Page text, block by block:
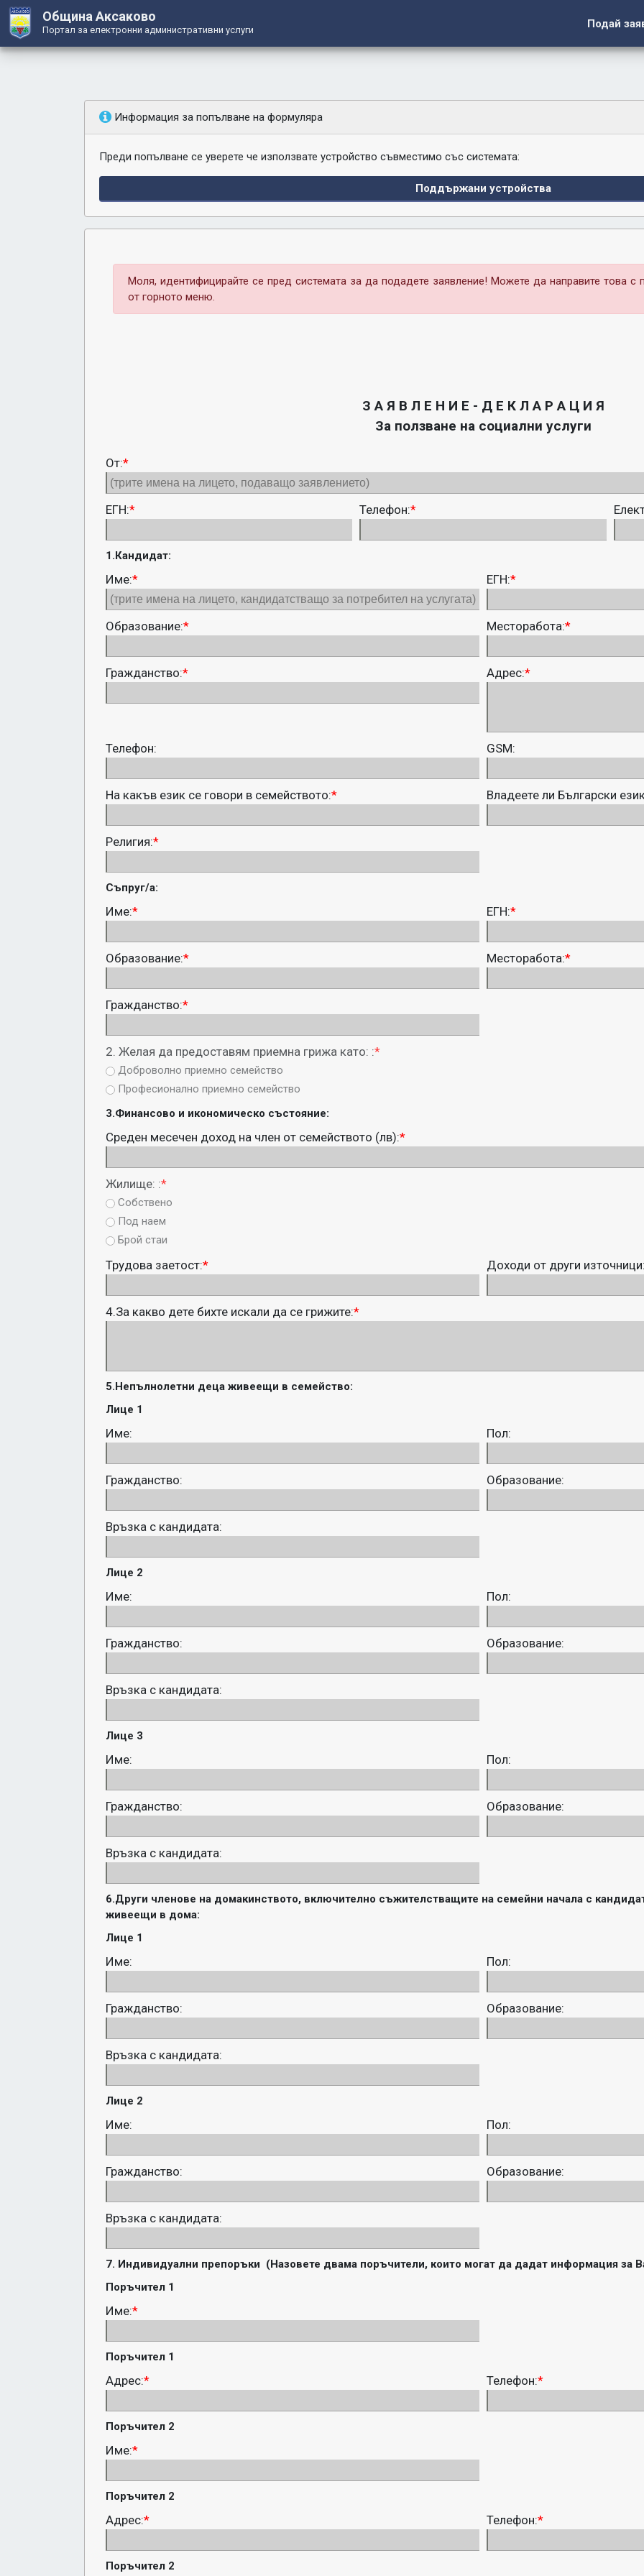
Община Аксаково
Портал за електронни административни услуги Подай
Информация за попълване на формуляра
Преди попълване се уверете че използвате устройство съвместимо със системата:
Поддържани устройства
Моля, идентифицирайте се пред системата за да подадете заявление! Можете да направите това
от горното меню.
З А Я В Л Е Н И Е - Д Е К Л А Р А Ц И Я
За ползване на социални услуги
От:*
ЕГН:* Телефон:*
1.Кандидат:
Име:* ЕГН:*
Образование:* Месторабота:*
Гражданство:* Адрес:*
Телефон: GSM:
На какъв език се говори в семейството:* Владеете ли Български
Религия:*
Съпруг/а:
Име:* ЕГН:*
Образование:* Месторабота:*
Гражданство:*
2. Желая да предоставям приемна грижа като: :*
Доброволно приемно семейство
Професионално приемно семейство
3.Финансово и икономическо състояние:
Среден месечен доход на член от семейството (лв):*
Жилище: :*
Собствено
Под наем
Брой стаи
Трудова заетост:* Доходи от други
4.За какво дете бихте искали да се грижите:*
5.Непълнолетни деца живеещи в семейство:
Лице 1
Име: Пол:
Гражданство: Образование:
Връзка с кандидата:
Лице 2
Име: Пол:
Гражданство: Образование:
Връзка с кандидата:
Лице 3
Име: Пол:
Гражданство: Образование:
Връзка с кандидата:
6.Други членове на домакинството, включително съжителстващите на семейни начала с
живеещи в дома:
Лице 1
Име: Пол:
Гражданство: Образование:
Връзка с кандидата:
Лице 2
Име: Пол:
Гражданство: Образование:
Връзка с кандидата:
7. Индивидуални препоръки  (Назовете двама поръчители, които могат да дадат информация за
Поръчител 1
Име:*
Поръчител 1
Адрес:* Телефон:*
Поръчител 2
Име:*
Поръчител 2
Адрес:* Телефон:*
Поръчител 2